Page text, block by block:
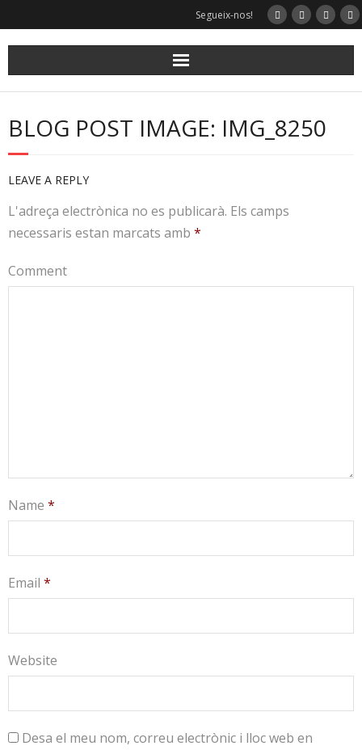
Segueix-nos!
BLOG POST IMAGE: IMG_8250
LEAVE A REPLY
L'adreça electrònica no es publicarà. Els camps
necessaris estan marcats amb *
Comment
Name *
Email *
Website
Desa el meu nom, correu electrònic i lloc web en